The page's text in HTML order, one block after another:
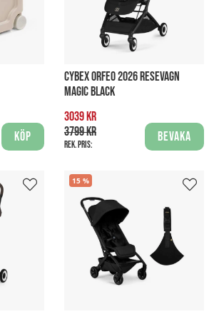
Köp
CYBEX ORFEO 2026 RESEVAGN
MAGIC BLACK
3039 kr
3799 kr
Rek. pris:
Bevaka
15